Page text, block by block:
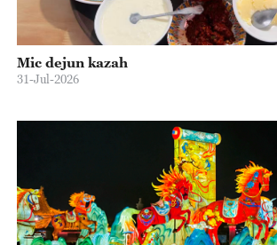
Mic dejun kazah
31-Jul-2026